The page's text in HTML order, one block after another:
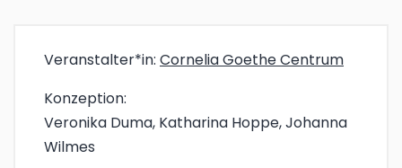
Veranstalter*in: Cornelia Goethe Centrum
Konzeption:
Veronika Duma, Katharina Hoppe, Johanna
Wilmes